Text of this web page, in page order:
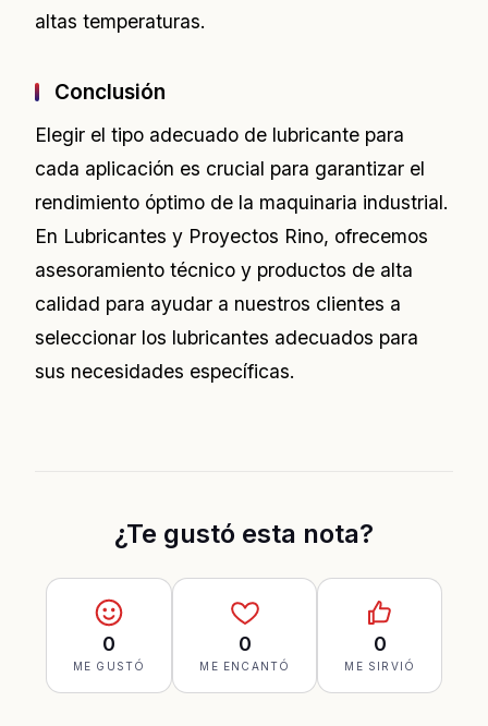
altas temperaturas.
Conclusión
Elegir el tipo adecuado de lubricante para
cada aplicación es crucial para garantizar el
rendimiento óptimo de la maquinaria industrial.
En Lubricantes y Proyectos Rino, ofrecemos
asesoramiento técnico y productos de alta
calidad para ayudar a nuestros clientes a
seleccionar los lubricantes adecuados para
sus necesidades específicas.
¿Te gustó esta nota?
0
ME GUSTÓ
0
ME ENCANTÓ
0
ME SIRVIÓ